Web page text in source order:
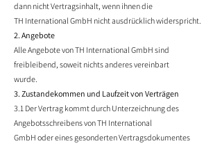
dann nicht Vertragsinhalt, wenn ihnen die
TH International GmbH nicht ausdrücklich widerspricht.
2. Angebote
Alle Angebote von TH International GmbH sind
freibleibend, soweit nichts anderes vereinbart
wurde.
3. Zustandekommen und Laufzeit von Verträgen
3.1 Der Vertrag kommt durch Unterzeichnung des
Angebotsschreibens von TH International
GmbH oder eines gesonderten Vertragsdokumentes